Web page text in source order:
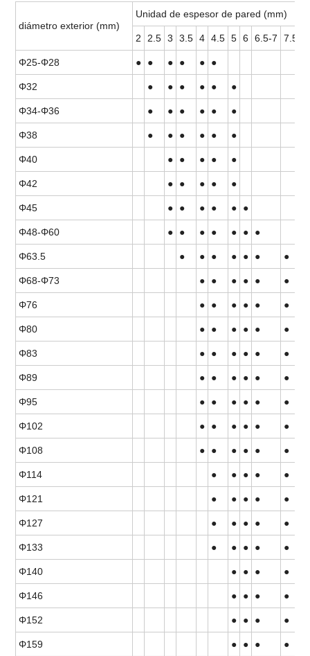
diámetro exterior (mm)
Unidad de espesor de pared (mm)
2 2.5 3 3.5 4 4.5 5 6 6.5-7 7.5-8
Φ25-Φ28 ● ● ● ● ● ●
Φ32 ● ● ● ● ● ●
Φ34-Φ36 ● ● ● ● ● ●
Φ38 ● ● ● ● ● ●
Φ40 ● ● ● ● ●
Φ42 ● ● ● ● ●
Φ45 ● ● ● ● ● ●
Φ48-Φ60 ● ● ● ● ● ● ●
Φ63.5 ● ● ● ● ● ● ●
Φ68-Φ73 ● ● ● ● ● ●
Φ76 ● ● ● ● ● ●
Φ80 ● ● ● ● ● ●
Φ83 ● ● ● ● ● ●
Φ89 ● ● ● ● ● ●
Φ95 ● ● ● ● ● ●
Φ102 ● ● ● ● ● ●
Φ108 ● ● ● ● ● ●
Φ114 ● ● ● ● ●
Φ121 ● ● ● ● ●
Φ127 ● ● ● ● ●
Φ133 ● ● ● ● ●
Φ140 ● ● ● ●
Φ146 ● ● ● ●
Φ152 ● ● ● ●
Φ159 ● ● ● ●